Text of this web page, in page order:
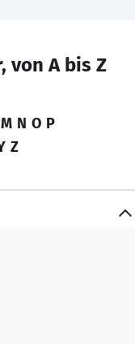
von A bis Z
M N O P
Z